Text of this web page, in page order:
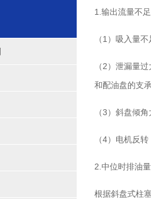
1.输出流量不
（1）吸入量
（2）泄漏量
和配油盘的支
（3）斜盘倾
（4）电机反
2.中位时排油
根据斜盘式柱